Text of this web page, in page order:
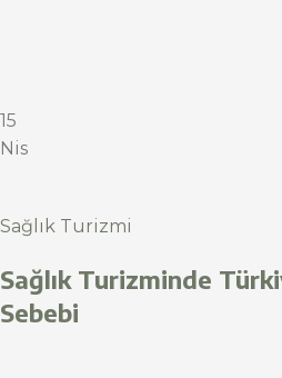
15
Nis
Sağlık Turizmi
Sağlık Turizminde
Sebebi